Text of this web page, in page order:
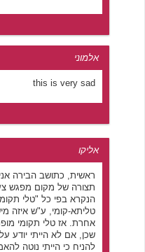
אלמוני
this is very sad
אליקו
ראשית, כתושב הבירה אני
תצורה של מקום מפגש
הנקרא בפי כל "טלי
טליתא-קומי, ע"ש איזה
אחרת. אז טלי תקומי
שכן, אם לא הייתי יודע
להניח כי הייתי נוטה